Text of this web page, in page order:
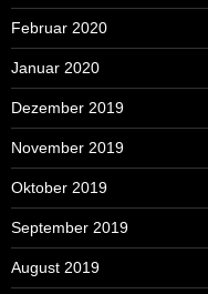
Februar 2020
Januar 2020
Dezember 2019
November 2019
Oktober 2019
September 2019
August 2019